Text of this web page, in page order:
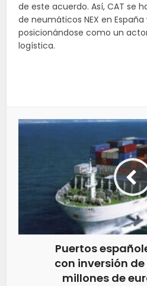
de este acuerdo. Así, CAT se
de neumáticos NEX en España
posicionándose como un
logística.
Puertos
con inversión
millones de